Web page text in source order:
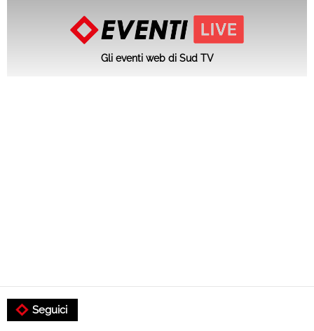
Gli eventi web di Sud TV
Seguici